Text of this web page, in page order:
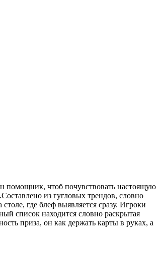
помощник, чтоб почувствовать настоящую
из гугловых трендов, словно
где блеф выявляется сразу. Игроки
список находится словно раскрытая
приза, он как держать карты в руках, а